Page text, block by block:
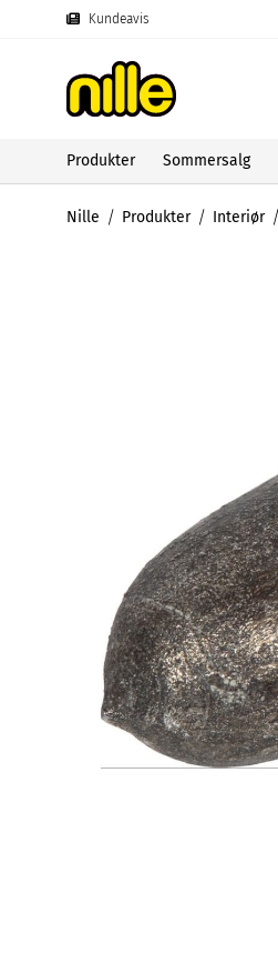
Kundeavis
Produkter Sommersalg
Nille Produkter Interiør